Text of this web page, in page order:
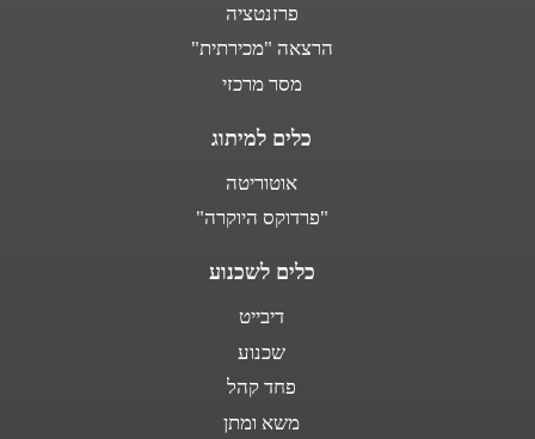
פרזנטציה
הרצאה "מכירתית"
מסר מרכזי
כלים למיתוג
אוטוריטה
"פרדוקס היוקרה"
כלים לשכנוע
דיבייט
שכנוע
פחד קהל
משא ומתן